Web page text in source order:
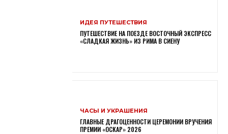
ИДЕЯ ПУТЕШЕСТВИЯ
ПУТЕШЕСТВИЕ НА ПОЕЗДЕ ВОСТОЧНЫЙ ЭКСПРЕСС
«СЛАДКАЯ ЖИЗНЬ» ИЗ РИМА В СИЕНУ
ЧАСЫ И УКРАШЕНИЯ
ГЛАВНЫЕ ДРАГОЦЕННОСТИ ЦЕРЕМОНИИ ВРУЧЕНИЯ
ПРЕМИИ «ОСКАР» 2026